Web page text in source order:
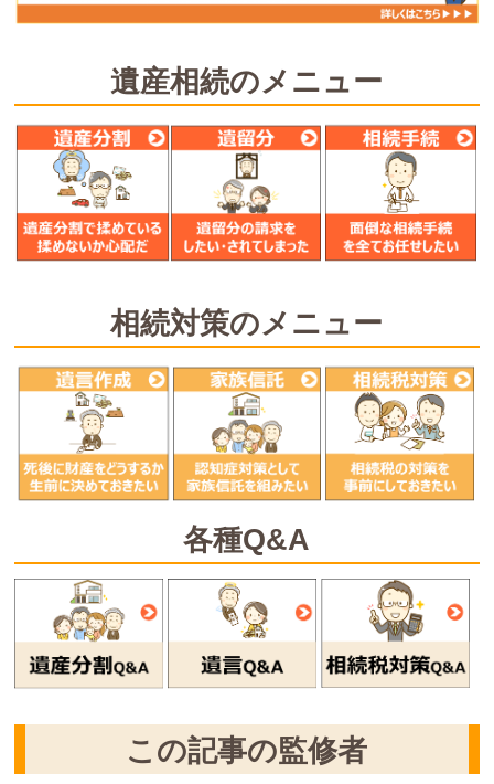
遺産相続のメニュー
相続対策のメニュー
各種Q&A
この記事の監修者